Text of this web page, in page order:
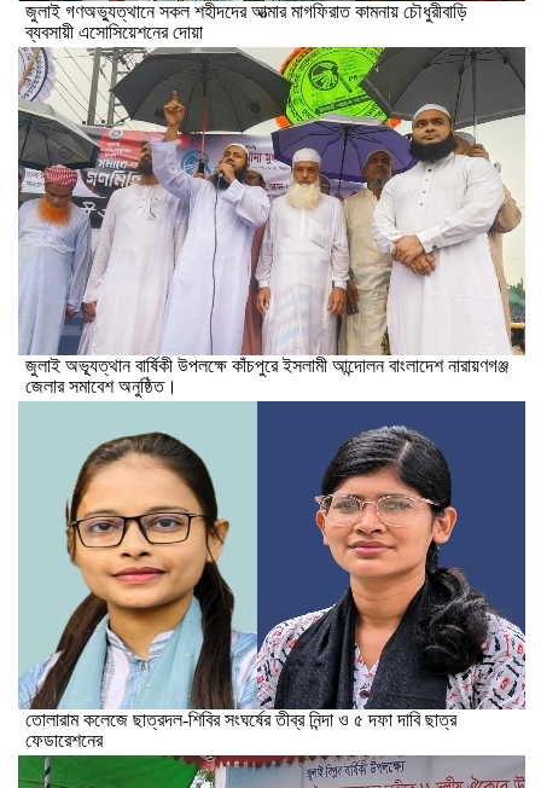
জুলাই গণঅভ্যুত্থানে সকল শহীদদের আত্মার মাগফিরাত কামনায় চৌধুরীবাড়ি
ব্যবসায়ী এসোসিয়েশনের দোয়া
জুলাই অভ্যূত্থান বার্ষিকী উপলক্ষে কাঁচপুরে ইসলামী আন্দোলন বাংলাদেশ নারায়ণগঞ্জ
জেলার সমাবেশ অনুষ্ঠিত।
তোলারাম কলেজে ছাত্রদল-শিবির সংঘর্ষের তীব্র নিন্দা ও ৫ দফা দাবি ছাত্র
ফেডারেশনের